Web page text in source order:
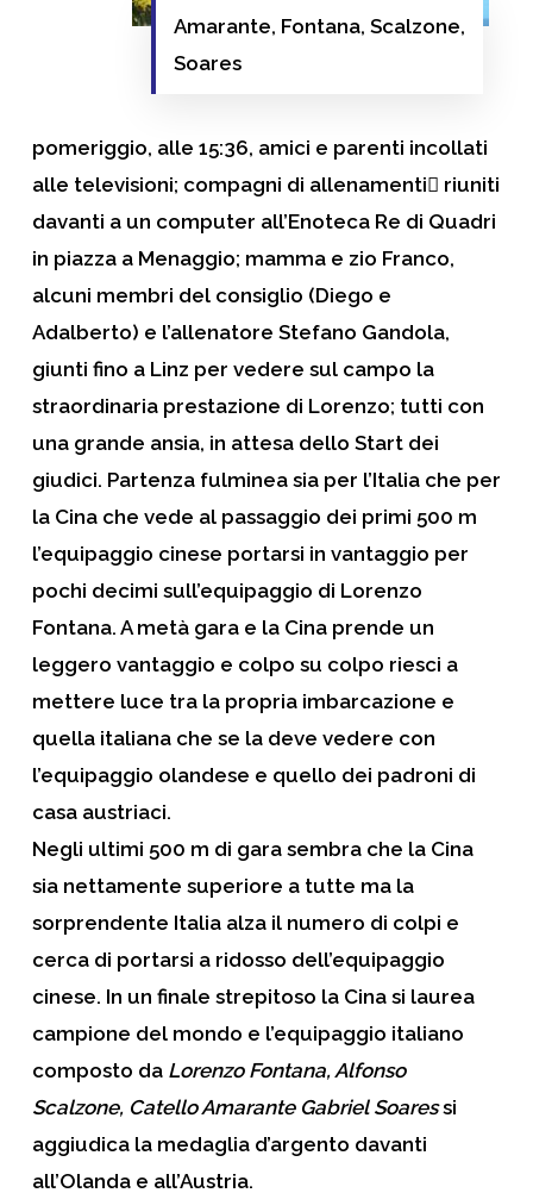
Amarante, Fontana, Scalzone,
Soares
pomeriggio, alle 15:36, amici e parenti incollati
alle televisioni; compagni di allenamenti riuniti
davanti a un computer all’Enoteca Re di Quadri
in piazza a Menaggio; mamma e zio Franco,
alcuni membri del consiglio (Diego e
Adalberto) e l’allenatore Stefano Gandola,
giunti fino a Linz per vedere sul campo la
straordinaria prestazione di Lorenzo; tutti con
una grande ansia, in attesa dello Start dei
giudici. Partenza fulminea sia per l’Italiache per
la Cinache vede al passaggio dei primi 500 m
l’equipaggio cinese portarsi in vantaggio per
pochi decimi sull’equipaggio di Lorenzo
Fontana. A metà gara e la Cina prende un
leggero vantaggio e colpo su colpo riesci a
mettere luce tra la propria imbarcazione e
quella italiana che se la deve vedere con
l’equipaggio olandese e quello dei padroni di
casa austriaci.
Negli ultimi 500 m di gara sembra che la Cina
sia nettamente superiore a tutte ma la
sorprendente Italia alza il numero di colpi e
cerca di portarsi a ridosso dell’equipaggio
cinese. In un finale strepitoso la Cina si laurea
campione del mondo e l’equipaggio italiano
composto da Lorenzo Fontana, Alfonso
Scalzone, Catello Amarante Gabriel Soaressi
aggiudica la medaglia d’argento davanti
all’Olanda e all’Austria.